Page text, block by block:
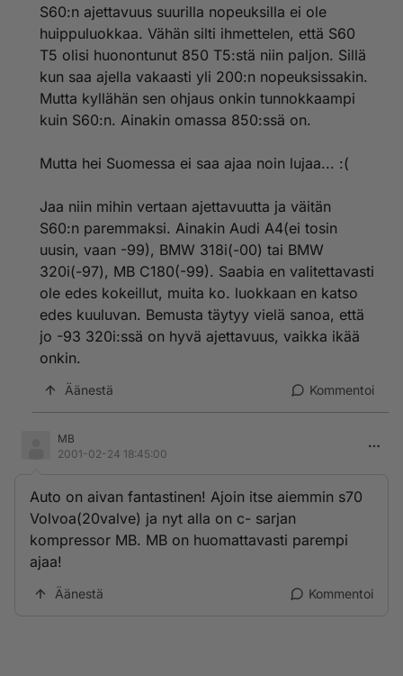
S60:n ajettavuus suurilla nopeuksilla ei ole
huippuluokkaa. Vähän silti ihmettelen, että S60
T5 olisi huonontunut 850 T5:stä niin paljon. Sillä
kun saa ajella vakaasti yli 200:n nopeuksissakin.
Mutta kyllähän sen ohjaus onkin tunnokkaampi
kuin S60:n. Ainakin omassa 850:ssä on.
Mutta hei Suomessa ei saa ajaa noin lujaa... :(
Jaa niin mihin vertaan ajettavuutta ja väitän
S60:n paremmaksi. Ainakin Audi A4(ei tosin
uusin, vaan -99), BMW 318i(-00) tai BMW
320i(-97), MB C180(-99). Saabia en valitettavasti
ole edes kokeillut, muita ko. luokkaan en katso
edes kuuluvan. Bemusta täytyy vielä sanoa, että
jo -93 320i:ssä on hyvä ajettavuus, vaikka ikää
onkin.
Äänestä Kommentoi
MB
2001-02-24 18:45:00
Auto on aivan fantastinen! Ajoin itse aiemmin s70
Volvoa(20valve) ja nyt alla on c- sarjan
kompressor MB. MB on huomattavasti parempi
ajaa!
Äänestä Kommentoi